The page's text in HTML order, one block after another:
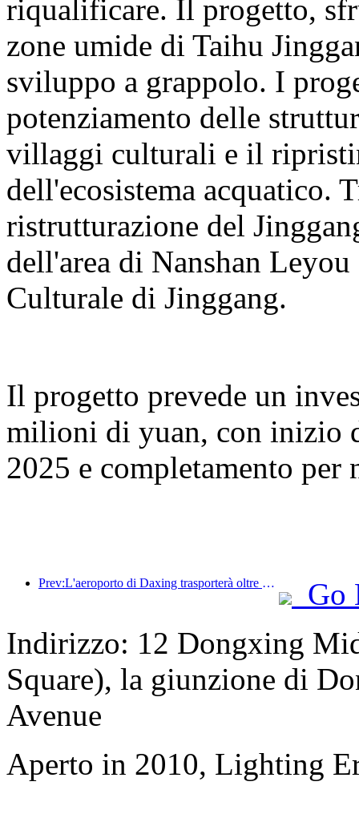
riqualificare. Il progetto,
zone umide di Taihu
sviluppo a grappolo. I
potenziamento delle
villaggi culturali e il
dell'ecosistema acquatico.
ristrutturazione del
dell'area di Nanshan
Culturale di Jinggang.
Il progetto prevede un
milioni di yuan, con inizio
2025 e completamento per
Prev:L'aeroporto di Daxing trasporterà oltre 1,3 milioni di passeggeri durante la festa nazionale del 2025
Go
Indirizzo: 12 Dongxing
Square), la giunzione di
Avenue
Aperto in 2010, Lighting